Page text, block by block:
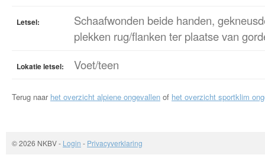
Letsel:
Schaafwonden beide handen,
plekken rug/flanken ter plaatse van
Lokatie letsel: Voet/teen
Terug naar het overzicht alpiene ongevallen of het overzicht sportklim
© 2026 NKBV- Login - Privacyverklaring